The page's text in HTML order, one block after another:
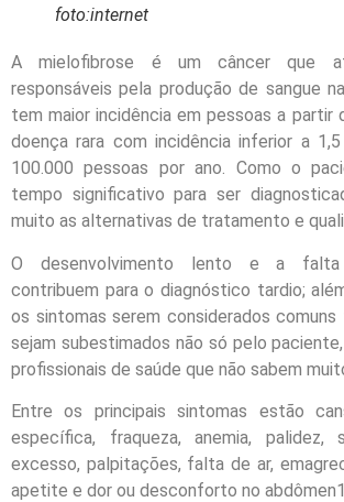
foto:internet
A mielofibrose é um câncer que
responsáveis pela produção de sangue
tem maior incidência em pessoas a partir
doença rara com incidência inferior a
100.000 pessoas por ano. Como o
tempo significativo para ser
muito as alternativas de tratamento e
O desenvolvimento lento e a falta
contribuem para o diagnóstico tardio;
os sintomas serem considerados
sejam subestimados não só pelo
profissionais de saúde que não sabem
Entre os principais sintomas estão
específica, fraqueza, anemia, palidez,
excesso, palpitações, falta de ar,
apetite e dor ou desconforto no